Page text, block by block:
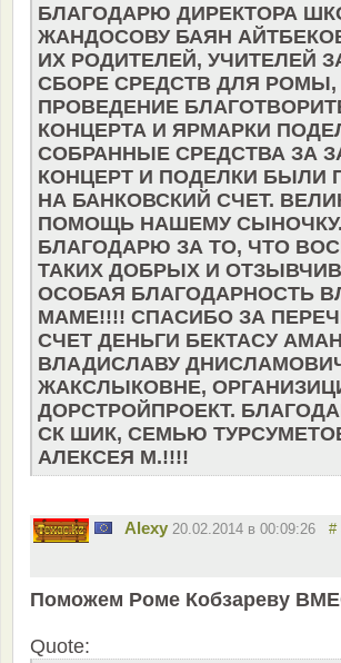
БЛАГОДАРЮ ДИРЕКТОРА
ЖАНДОСОВУ БАЯН
ИХ РОДИТЕЛЕЙ, УЧИТЕЛЕЙ
СБОРЕ СРЕДСТВ ДЛЯ
ПРОВЕДЕНИЕ
КОНЦЕРТА И ЯРМАРКИ
СОБРАННЫЕ СРЕДСТВА ЗА
КОНЦЕРТ И ПОДЕЛКИ БЫЛИ
НА БАНКОВСКИЙ СЧЕТ.
ПОМОЩЬ НАШЕМУ
БЛАГОДАРЮ ЗА ТО, ЧТО
ТАКИХ ДОБРЫХ И
ОСОБАЯ БЛАГОДАРНОСТЬ
МАМЕ!!!! СПАСИБО ЗА
СЧЕТ ДЕНЬГИ БЕКТАСУ
ВЛАДИСЛАВУ
ЖАКСЛЫКОВНЕ,
ДОРСТРОЙПРОЕКТ.
СК ШИК, СЕМЬЮ
АЛЕКСЕЯ М.!!!!
Alexy 20.02.2014 в 00:09:26 #
Поможем Роме Кобзареву
Quote: